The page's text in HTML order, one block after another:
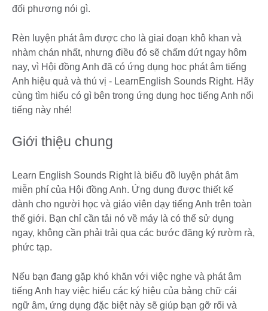
đối phương nói gì.
Rèn luyện phát âm được cho là giai đoạn khô khan và
nhàm chán nhất, nhưng điều đó sẽ chấm dứt ngay hôm
nay, vì Hội đồng Anh đã có ứng dụng học phát âm tiếng
Anh hiệu quả và thú vị - LearnEnglish Sounds Right. Hãy
cùng tìm hiểu có gì bên trong ứng dụng học tiếng Anh nổi
tiếng này nhé!
Giới thiệu chung
Learn English Sounds Right là biểu đồ luyện phát âm
miễn phí của Hội đồng Anh. Ứng dụng được thiết kế
dành cho người học và giáo viên dạy tiếng Anh trên toàn
thế giới. Bạn chỉ cần tải nó về máy là có thể sử dụng
ngay, không cần phải trải qua các bước đăng ký rườm rà,
phức tạp.
Nếu bạn đang gặp khó khăn với việc nghe và phát âm
tiếng Anh hay việc hiểu các ký hiệu của bảng chữ cái
ngữ âm, ứng dụng đặc biệt này sẽ giúp bạn gỡ rối và